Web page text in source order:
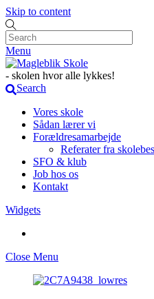
Skip to content
Menu
- skolen hvor alle lykkes!
Search
Vores skole
Sådan lærer vi
Forældresamarbejde
Referater fra
SFO & klub
Job hos os
Kontakt
Widgets
Close Menu